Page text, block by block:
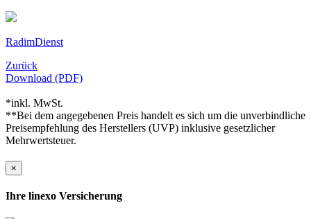
RadimDienst
Zurück
Download (PDF)
*inkl. MwSt.
**Bei dem angegebenen Preis handelt es sich um die unverbindliche
Preisempfehlung des Herstellers (UVP) inklusive gesetzlicher
Mehrwertsteuer.
×
Ihre linexo Versicherung